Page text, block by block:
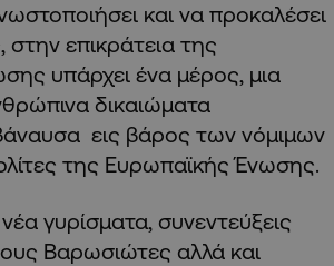
και να προκαλέσει
επικράτεια της
υπάρχει ένα μέρος, μια
δικαιώματα
εις βάρος των νόμιμων
της Ευρωπαϊκής Ένωσης.
γυρίσματα, συνεντεύξεις
Βαρωσιώτες αλλά και